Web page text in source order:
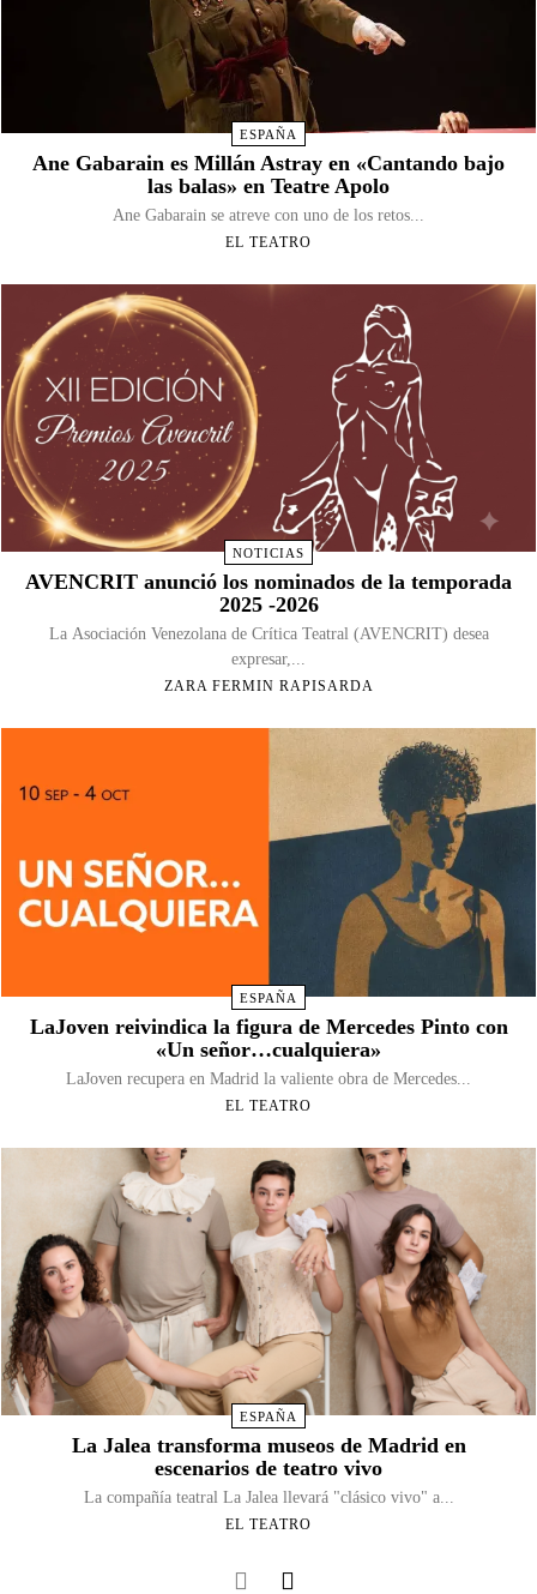
ESPAÑA
Ane Gabarain es Millán Astray en «Cantando bajo
las balas» en Teatre Apolo
Ane Gabarain se atreve con uno de los retos...
EL TEATRO
NOTICIAS
AVENCRIT anunció los nominados de la temporada
2025 -2026
La Asociación Venezolana de Crítica Teatral (AVENCRIT) desea
expresar,...
ZARA FERMIN RAPISARDA
ESPAÑA
LaJoven reivindica la figura de Mercedes Pinto con
«Un señor…cualquiera»
LaJoven recupera en Madrid la valiente obra de Mercedes...
EL TEATRO
ESPAÑA
La Jalea transforma museos de Madrid en
escenarios de teatro vivo
La compañía teatral La Jalea llevará "clásico vivo" a...
EL TEATRO